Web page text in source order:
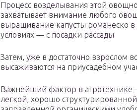
Процесс возделывания этой
захватывает внимание любого
выращивание капусты романеско
условиях — с посадки рассады
Затем, уже в достаточно взрослом
высаживаются на приусадебном
Важнейший фактор в агротехнике
легкой, хорошо